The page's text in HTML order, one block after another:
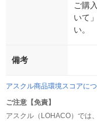
ご購
いて
い。
備考
アスクル商品環境スコアに
ご注意【免責】
アスクル（LOHACO）では